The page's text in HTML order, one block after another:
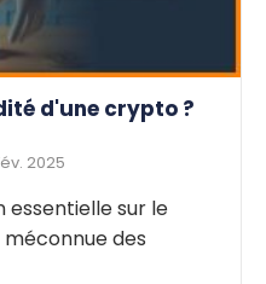
d'une crypto ?
2025
essentielle sur le
des